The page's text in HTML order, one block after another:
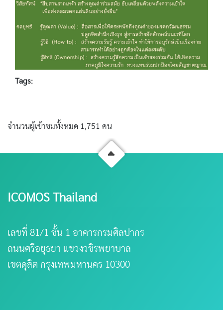
Tags:
จำนวนผู้เข้าชมทั้งหมด 1,751 คน
ICOMOS Thailand
เลขที่ 81/1 ชั้น 1 อาคารกรมศิลปากร
ถนนศรีอยุธยา แขวงวชิรพยาบาล
เขตดุสิต กรุงเทพมหานคร 10300